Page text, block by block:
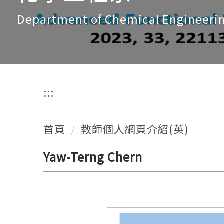
Department of Chemical
:::
首頁 教師個人網頁介紹(英)
Yaw-Terng Chern